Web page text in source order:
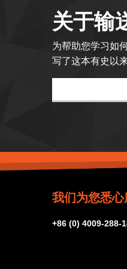
关于输
为帮助您学习如
写了这本有史以
我们为您悉心
+86 (0) 4009-288-